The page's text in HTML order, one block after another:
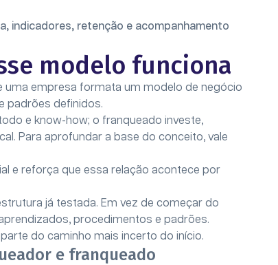
indicadores, retenção e acompanhamento
modelo funciona
uma empresa formata um modelo de negócio
padrões definidos.
e know-how; o franqueado investe,
Para aprofundar a base do conceito, vale
e reforça que essa relação acontece por
já testada. Em vez de começar do
procedimentos e padrões.
do caminho mais incerto do início.
e franqueado